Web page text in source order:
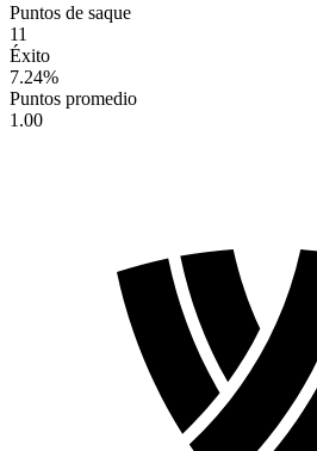
Puntos de saque
11
Éxito
7.24%
Puntos promedio
1.00